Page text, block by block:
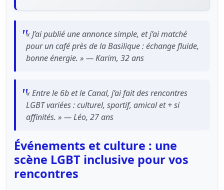
« J’ai publié une annonce simple, et j’ai matché
pour un café près de la Basilique : échange fluide,
bonne énergie. » — Karim, 32 ans
« Entre le 6b et le Canal, j’ai fait des rencontres
LGBT variées : culturel, sportif, amical et + si
affinités. » — Léo, 27 ans
Événements et culture : une
scène LGBT inclusive pour vos
rencontres